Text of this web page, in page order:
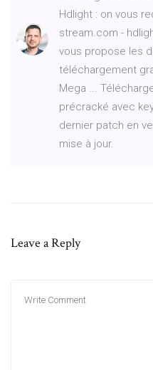
Hdlight : on vous
stream.com -
vous propose les
téléchargement
Mega ...
précracké avec
dernier patch en
mise à jour.
Leave a Reply